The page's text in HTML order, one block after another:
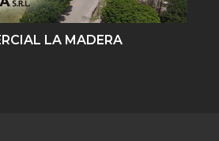
LA MADERA